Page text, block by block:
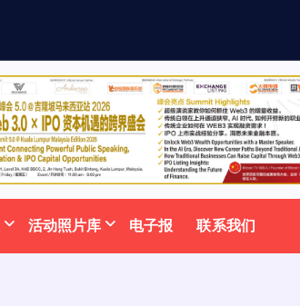
活动照片库 电子报 联系我们